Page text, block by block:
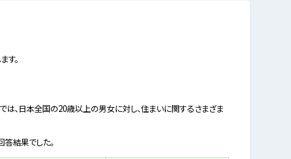
す。
、日本全国の20歳以上の男女に対し、住まいに関するさまざま
答結果でした。